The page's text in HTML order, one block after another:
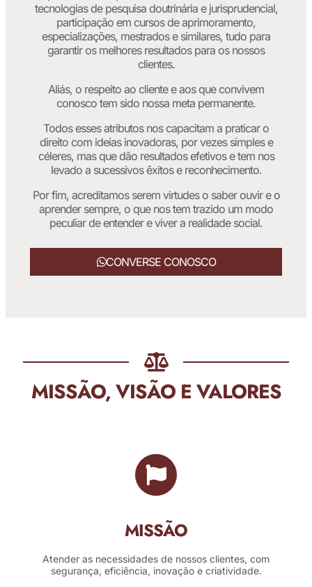
tecnologias de pesquisa doutrinária e jurisprudencial,
participação em cursos de aprimoramento,
especializações, mestrados e similares, tudo para
garantir os melhores resultados para os nossos
clientes.
Aliás, o respeito ao cliente e aos que convivem
conosco tem sido nossa meta permanente.
Todos esses atributos nos capacitam a praticar o
direito com ideias inovadoras, por vezes simples e
céleres, mas que dão resultados efetivos e tem nos
levado a sucessivos êxitos e reconhecimento.
Por fim, acreditamos serem virtudes o saber ouvir e o
aprender sempre, o que nos tem trazido um modo
peculiar de entender e viver a realidade social.
CONVERSE CONOSCO
MISSÃO, VISÃO E VALORES
MISSÃO
Atender as necessidades de nossos clientes, com
segurança, eficiência, inovação e criatividade.